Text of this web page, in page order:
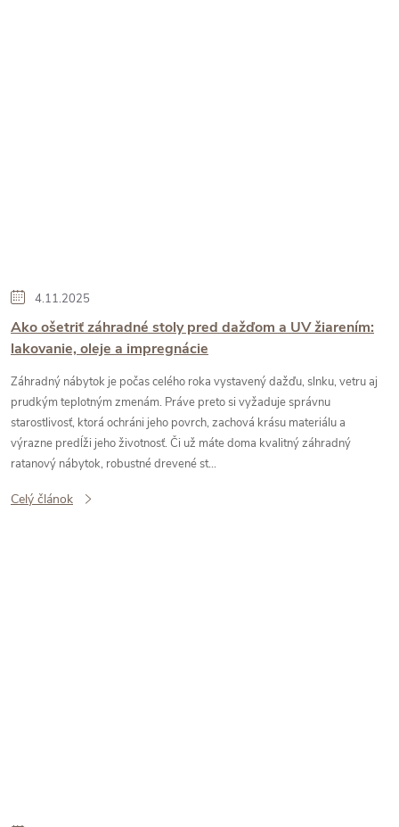
4.11.2025
Ako ošetriť záhradné stoly pred dažďom a UV žiarením:
lakovanie, oleje a impregnácie
Záhradný nábytok je počas celého roka vystavený dažďu, slnku, vetru aj
prudkým teplotným zmenám. Práve preto si vyžaduje správnu
starostlivosť, ktorá ochráni jeho povrch, zachová krásu materiálu a
výrazne predĺži jeho životnosť. Či už máte doma kvalitný záhradný
ratanový nábytok, robustné drevené st...
Celý článok